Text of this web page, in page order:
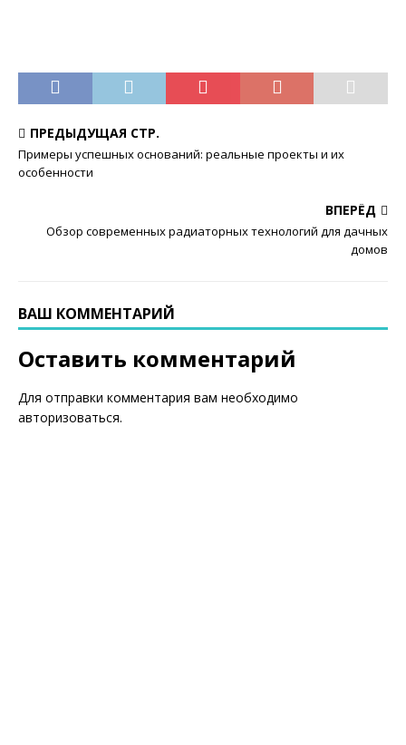
ПРЕДЫДУЩАЯ СТР.
Примеры успешных оснований: реальные проекты и их
особенности
ВПЕРЁД
Обзор современных радиаторных технологий для дачных
домов
ВАШ КОММЕНТАРИЙ
Оставить комментарий
Для отправки комментария вам необходимо
авторизоваться.